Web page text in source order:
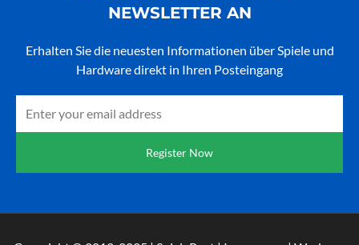
NEWSLETTER AN
Erhalten Sie die neuesten Informationen über Spiele und
Hardware direkt in Ihren Posteingang
Register Now